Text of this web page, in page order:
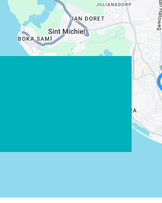
WHATSAPP
FACEBOOK